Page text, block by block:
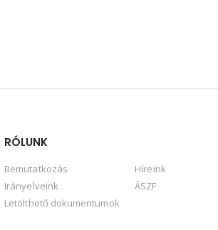
RÓLUNK
Bemutatkozás
Irányelveink
Letölthető dokumentumok
Híreink
ÁSZF